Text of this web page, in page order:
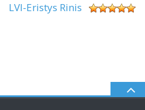
LVI-Eristys Rinis